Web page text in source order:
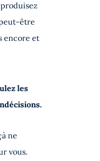
être
encore et
les
ne
vous.